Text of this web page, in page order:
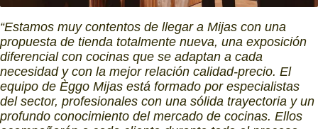
“Estamos muy contentos de llegar a Mijas con una
propuesta de tienda totalmente nueva, una exposición
diferencial con cocinas que se adaptan a cada
necesidad y con la mejor relación calidad‑precio. El
equipo de Èggo Mijas está formado por especialistas
del sector, profesionales con una sólida trayectoria y un
profundo conocimiento del mercado de cocinas. Ellos